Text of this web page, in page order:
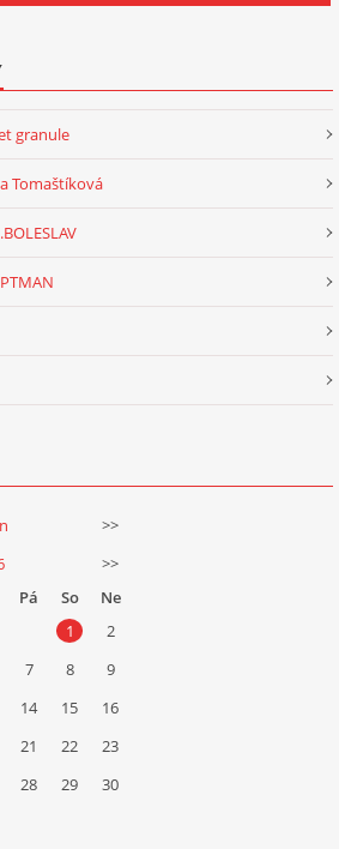
granule
Tomaštíková
>>
>>
Pá So
Ne
1
2
7 8
9
14 15
16
21 22
23
28 29
30